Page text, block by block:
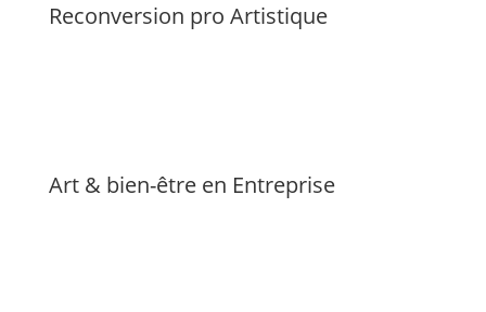
Reconversion pro Artistique
Art & bien-être en Entreprise